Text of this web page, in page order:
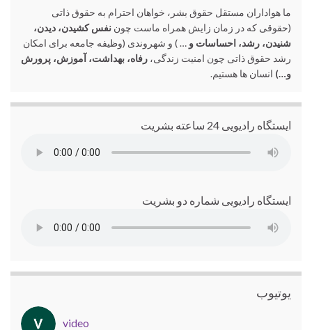
ما هواداران مستقل حقوق بشر، خواهان احترام به حقوق ذاتی
(حقوقی که در زمان زایش همراه ماست چون نفس کشیدن، دیدن،
شنیدن، رشد، احساسات و … ) و شهروندی (وظیفه جامعه برای امکان
رشد حقوق ذاتی چون امنیت زندگی، رفاه، بهداشت، آموزش، پرورش
و…) انسان ها هستیم.
ایستگاه رادیویی 24 ساعته بشریت
ایستگاه رادیویی شماره دو بشریت
یوتیوب
video